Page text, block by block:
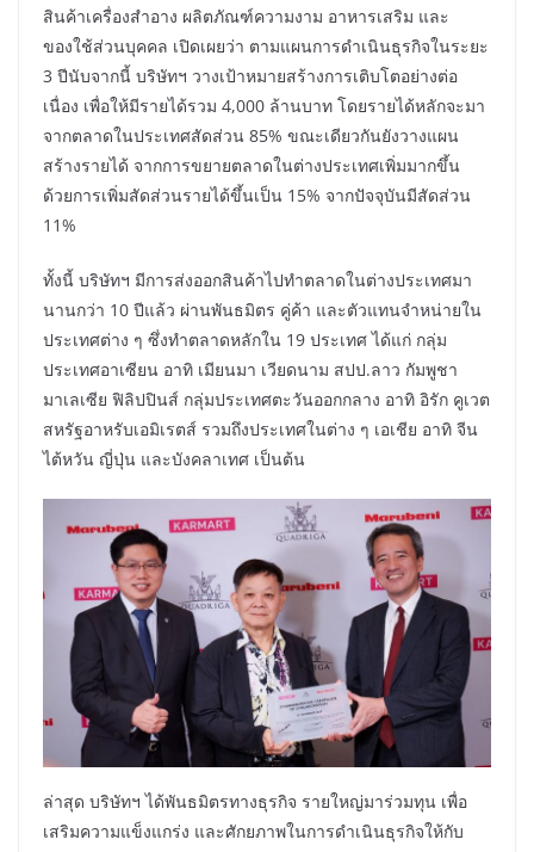
สินค้าเครื่องสำอาง ผลิตภัณฑ์ความงาม อาหารเสริม และ
ของใช้ส่วนบุคคล เปิดเผยว่า ตามแผนการดำเนินธุรกิจในระยะ
3 ปีนับจากนี้ บริษัทฯ วางเป้าหมายสร้างการเติบโตอย่างต่อ
เนื่อง เพื่อให้มีรายได้รวม 4,000 ล้านบาท โดยรายได้หลักจะมา
จากตลาดในประเทศสัดส่วน 85% ขณะเดียวกันยังวางแผน
สร้างรายได้ จากการขยายตลาดในต่างประเทศเพิ่มมากขึ้น
ด้วยการเพิ่มสัดส่วนรายได้ขึ้นเป็น 15% จากปัจจุบันมีสัดส่วน
11%
ทั้งนี้ บริษัทฯ มีการส่งออกสินค้าไปทำตลาดในต่างประเทศมา
นานกว่า 10 ปีแล้ว ผ่านพันธมิตร คู่ค้า และตัวแทนจำหน่ายใน
ประเทศต่าง ๆ ซึ่งทำตลาดหลักใน 19 ประเทศ ได้แก่ กลุ่ม
ประเทศอาเซียน อาทิ เมียนมา เวียดนาม สปป.ลาว กัมพูชา
มาเลเซีย ฟิลิปปินส์ กลุ่มประเทศตะวันออกกลาง อาทิ อิรัก คูเวต
สหรัฐอาหรับเอมิเรตส์ รวมถึงประเทศในต่าง ๆ เอเชีย อาทิ จีน
ไต้หวัน ญี่ปุ่น และบังคลาเทศ เป็นต้น
ล่าสุด บริษัทฯ ได้พันธมิตรทางธุรกิจ รายใหญ่มาร่วมทุน เพื่อ
เสริมความแข็งแกร่ง และศักยภาพในการดำเนินธุรกิจให้กับ